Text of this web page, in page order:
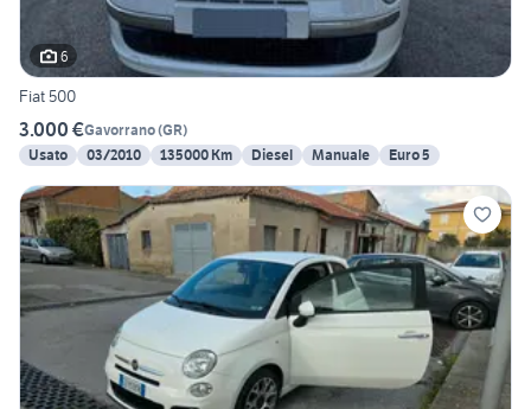
6
Fiat 500
3.000 €Gavorrano(GR)
Usato
03/2010 135000 Km Diesel Manuale Euro 5